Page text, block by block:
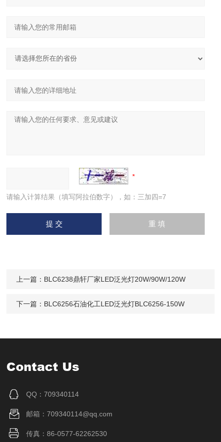
请输入计算结果（填写阿拉伯数字），如：三加四=7
上一篇： BLC6238鼎轩厂家LED泛光灯20W/90W/120W
下一篇： BLC6256石油化工LED泛光灯BLC6256-150W
Contact Us
QQ：709340114
邮箱：709340114@qq.com
传真：86-0577-62262530